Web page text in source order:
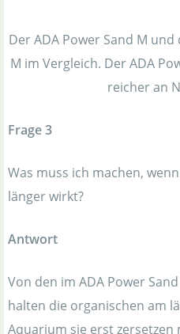
Der ADA Power Sand M
M im Vergleich. Der ADA
reicher an
Frage 3
Was muss ich machen,
länger wirkt?
Antwort
Von den im ADA Power
halten die organischen am
Aquarium sie erst zersetzen